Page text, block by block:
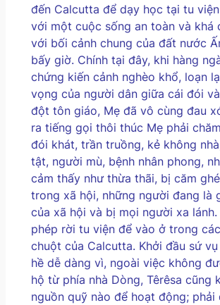
đến Calcutta để dạy học tại tu
với một cuộc sống an toàn và khá
với bối cảnh chung của đất nước
bấy giờ. Chính tại đây, khi hàng
chứng kiến cảnh nghèo khổ, loạn
vọng của người dân giữa cái đói
đột tôn giáo, Mẹ đã vô cùng đau
ra tiếng gọi thôi thúc Mẹ phải
đói khát, trần truồng, kẻ không
tật, người mù, bệnh nhân phong,
cảm thấy như thừa thãi, bị căm
trong xã hội, những người đang là
của xã hội và bị mọi người xa lánh.
phép rời tu viện để vào ở trong
chuột của Calcutta. Khởi đầu sứ
hề dễ dàng vì, ngoài việc không
hộ từ phía nhà Dòng, Têrêsa cũng
nguồn quỹ nào để hoạt động; phải